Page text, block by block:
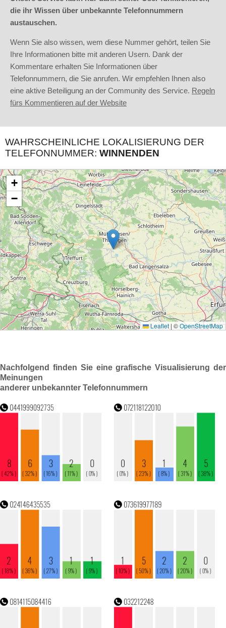
die ihr Wissen über unbekannte Telefonnummern
austauschen.
Wenn Sie also wissen, wem diese Nummer gehört, teilen Sie
Ihre Informationen bitte mit anderen Usern. Dank der
Kommentare erhalten Sie Informationen über
Telefonnummern, die Sie anrufen. Wir empfehlen Ihnen also
eine aktive Beteiligung an der Community des Service. Regeln
fürs Kommentieren auf der Website
WAHRSCHEINLICHE LOKALISIERUNG DER
TELEFONNUMMER: WINNENDEN
Nachfolgend finden Sie eine grafische Visualisierung der
Meinungen
anderer unbekannter Telefonnummern